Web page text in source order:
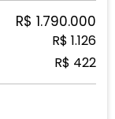
R$ 1.790.000
R$ 1.126
R$ 422